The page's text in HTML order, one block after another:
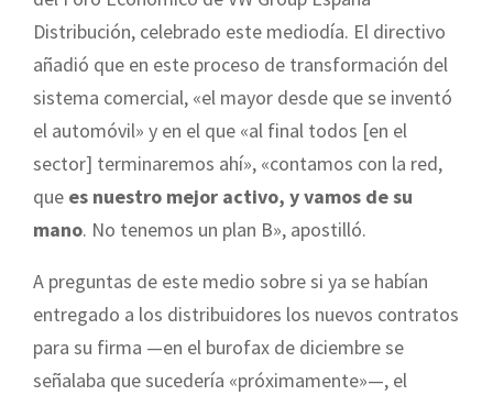
Distribución, celebrado este mediodía. El directivo
añadió que en este proceso de transformación del
sistema comercial, «el mayor desde que se inventó
el automóvil» y en el que «al final todos [en el
sector] terminaremos ahí», «contamos con la red,
que es nuestro mejor activo, y vamos de su
mano. No tenemos un plan B», apostilló.
A preguntas de este medio sobre si ya se habían
entregado a los distribuidores los nuevos contratos
para su firma —en el burofax de diciembre se
señalaba que sucedería «próximamente»—, el